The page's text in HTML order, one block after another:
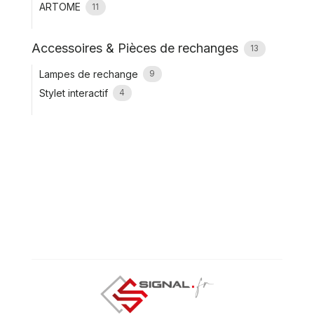
ARTOME 11
Accessoires & Pièces de rechanges 13
Lampes de rechange 9
Stylet interactif 4